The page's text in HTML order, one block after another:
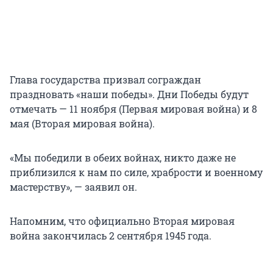
Глава государства призвал сограждан
праздновать «наши победы». Дни Победы будут
отмечать — 11 ноября (Первая мировая война) и 8
мая (Вторая мировая война).
«Мы победили в обеих войнах, никто даже не
приблизился к нам по силе, храбрости и военному
мастерству», — заявил он.
Напомним, что официально Вторая мировая
война закончилась 2 сентября 1945 года.